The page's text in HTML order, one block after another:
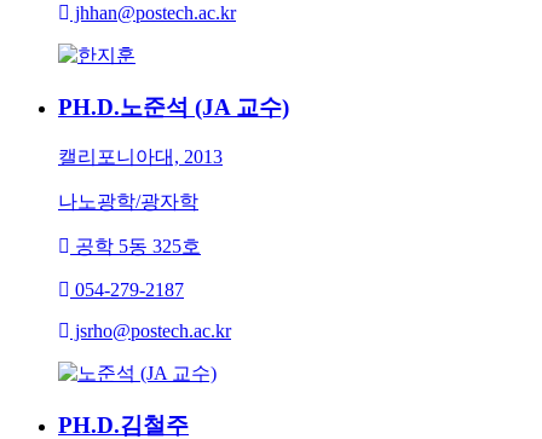
jhhan@postech.ac.kr
PH.D.노준석 (JA 교수)
캘리포니아대, 2013
나노광학/광자학
공학 5동 325호
054-279-2187
jsrho@postech.ac.kr
PH.D.김철주